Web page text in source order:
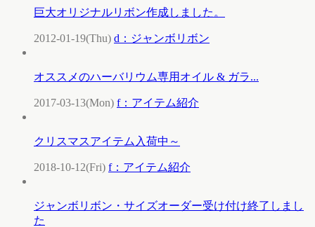
巨大オリジナルリボン作成しました。
2012-01-19(Thu) d：ジャンボリボン
オススメのハーバリウム専用オイル & ガラ...
2017-03-13(Mon) f：アイテム紹介
クリスマスアイテム入荷中～
2018-10-12(Fri) f：アイテム紹介
ジャンボリボン・サイズオーダー受け付け終了しまし
た